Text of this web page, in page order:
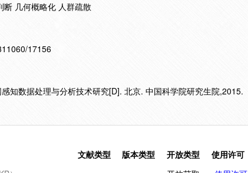
断 几何概略化 人群疏散
17156
知数据处理与分析技术研究[D]. 北京. 中国科学院研究生院,2015.
文献类型 版本类型 开放类型
使用许可